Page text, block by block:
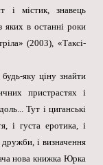
і містик, знавець
яких в останні роки
(2003), «Таксі-
яку ціну знайти
пристрастях і
Тут і циганські
і густа еротика, і
і визначення
нова книжка Юрка